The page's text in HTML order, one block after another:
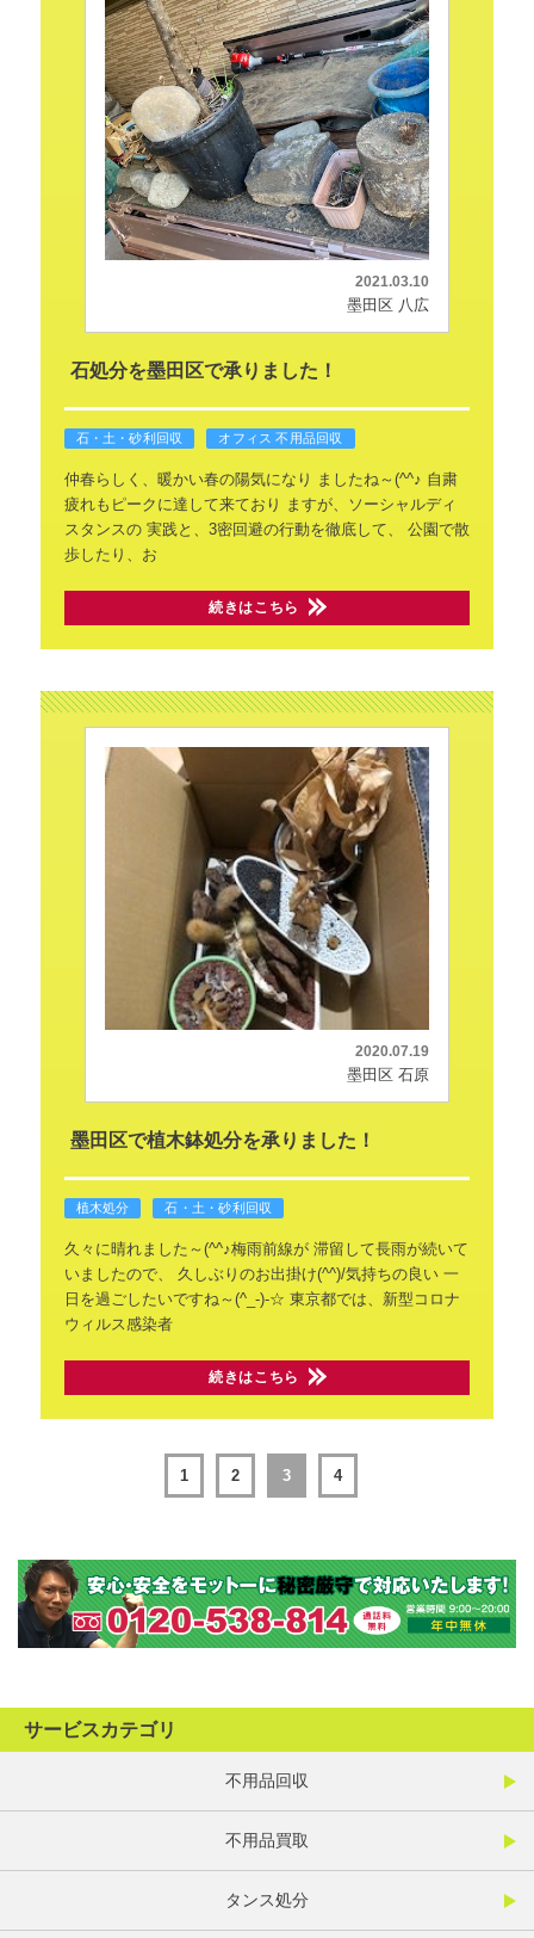
2021.03.10
墨田区 八広
石処分を墨田区で承りました！
石・土・砂利回収 オフィス 不用品回収
仲春らしく、暖かい春の陽気になり ましたね～(^^♪ 自粛
疲れもピークに達して来ており
ますが、ソーシャルディ
スタンスの実践と、3密回避の行動を徹底して、
公園で散
歩したり、お
続きはこちら
2020.07.19
墨田区 石原
墨田区で植木鉢処分を承りました！
植木処分 石・土・砂利回収
久々に晴れました～(^^♪梅雨前線が滞留して長雨が続いて
いましたので、
久しぶりのお出掛け(^^)/気持ちの良い一
日を過ごしたいですね～(^_-)-☆ 東京都では、新型コロナ
ウィルス感染者
続きはこちら
1 2 3 4
サービスカテゴリ
不用品回収
不用品買取
タンス処分